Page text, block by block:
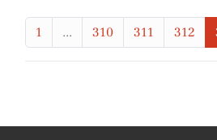
1 ... 310 311 312